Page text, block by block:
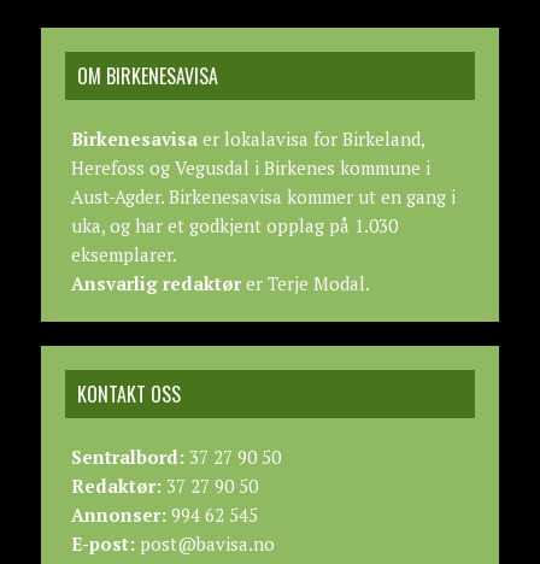
OM BIRKENESAVISA
Birkenesavisaer lokalavisa for Birkeland,
Herefoss og Vegusdal i Birkenes kommune i
Aust-Agder. Birkenesavisa kommer ut en gang i
uka, og har et godkjent opplag på 1.030
eksemplarer.
Ansvarlig redaktører Terje Modal.
KONTAKT OSS
Sentralbord:37 27 90 50
Redaktør:37 27 90 50
Annonser:994 62 545
E-post:post@bavisa.no